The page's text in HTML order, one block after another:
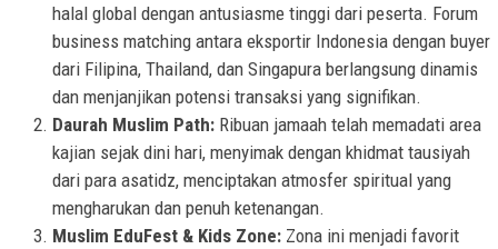
halal global dengan antusiasme tinggi dari peserta. Forum
business matching antara eksportir Indonesia dengan buyer
dari Filipina, Thailand, dan Singapura berlangsung dinamis
dan menjanjikan potensi transaksi yang signifikan.
Daurah Muslim Path: Ribuan jamaah telah memadati area
kajian sejak dini hari, menyimak dengan khidmat tausiyah
dari para asatidz, menciptakan atmosfer spiritual yang
mengharukan dan penuh ketenangan.
Muslim EduFest & Kids Zone: Zona ini menjadi favorit